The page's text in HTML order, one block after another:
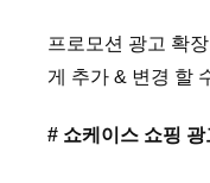
프로모션 광고 확
게 추가 & 변경 할
# 쇼케이스 쇼핑